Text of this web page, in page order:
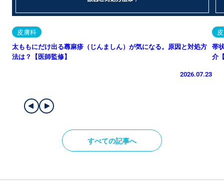
皮膚科
太ももにだけ出る蕁麻疹（じんましん）が気になる。原因と対処方
法は？【医師監修】
2026.07.23
帯
介
すべての記事へ